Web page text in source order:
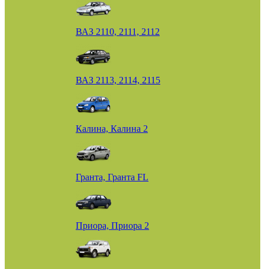
ВАЗ 2110, 2111, 2112
ВАЗ 2113, 2114, 2115
Калина, Калина 2
Гранта, Гранта FL
Приора, Приора 2